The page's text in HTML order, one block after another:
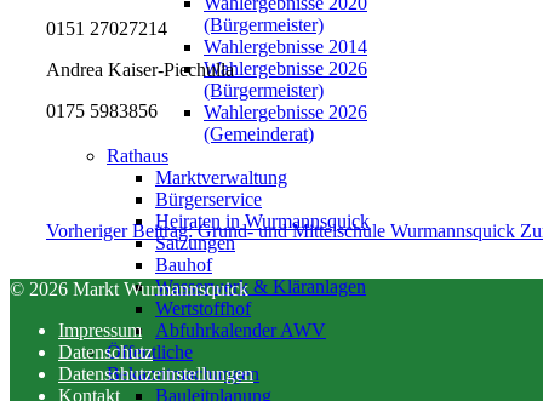
(Bürgermeister)
Wahlergebnisse 2014
Wahlergebnisse 2026
(Bürgermeister)
Wahlergebnisse 2026
(Gemeinderat)
Rathaus
Marktverwaltung
Bürgerservice
Heiraten in Wurmannsquick
Satzungen
Bauhof
Wasserwerk & Kläranlagen
Wertstoffhof
Abfuhrkalender AWV
Öffentliche
Bekanntmachungen
Bauleitplanung
0151 27027214
Andrea Kaiser-Piechulla
0175 5983856
Vorheriger Beitrag: Grund- und Mittelschule Wurmannsquick
© 2026 Markt Wurmannsquick
Impressum
Datenschutz
Datenschutzeinstellungen
Kontakt